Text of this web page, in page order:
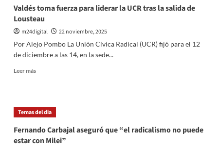
Valdés toma fuerza para liderar la UCR tras la salida de
Lousteau
m24digital
22 noviembre, 2025
Por Alejo Pombo La Unión Cívica Radical (UCR) fijó para el 12
de diciembre a las 14, en la sede...
Leer másLeer
toma
fuerza
liderar
la
Temas del dia
Fernando Carbajal aseguró que “el radicalismo no puede
estar con Milei”